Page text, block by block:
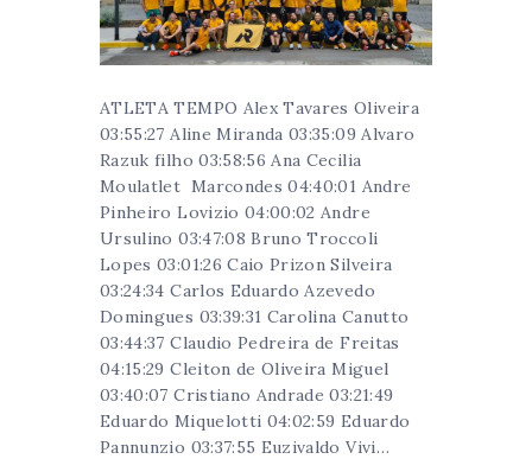
ATLETA TEMPO Alex Tavares Oliveira
03:55:27 Aline Miranda 03:35:09 Alvaro
Razuk filho 03:58:56 Ana Cecilia
Moulatlet Marcondes 04:40:01 Andre
Pinheiro Lovizio 04:00:02 Andre
Ursulino 03:47:08 Bruno Troccoli
Lopes 03:01:26 Caio Prizon Silveira
03:24:34 Carlos Eduardo Azevedo
Domingues 03:39:31 Carolina Canutto
03:44:37 Claudio Pedreira de Freitas
04:15:29 Cleiton de Oliveira Miguel
03:40:07 Cristiano Andrade 03:21:49
Eduardo Miquelotti 04:02:59 Eduardo
Pannunzio 03:37:55 Euzivaldo Vivi…